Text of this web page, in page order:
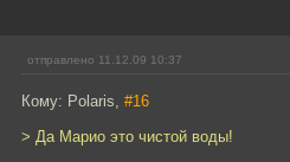
отправлено 11.12.09 10:37
Кому: Polaris, #16
> Да Марио это чистой воды!